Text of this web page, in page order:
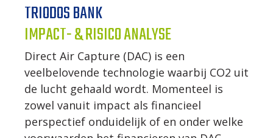
TRIODOS BANK
IMPACT- & RISICO ANALYSE
Direct Air Capture (DAC) is een
veelbelovende technologie waarbij CO2 uit
de lucht gehaald wordt. Momenteel is
zowel vanuit impact als financieel
perspectief onduidelijk of en onder welke